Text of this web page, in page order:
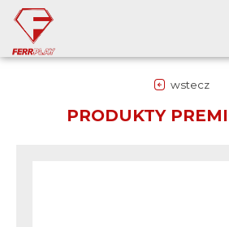
wstecz
PRODUKTY